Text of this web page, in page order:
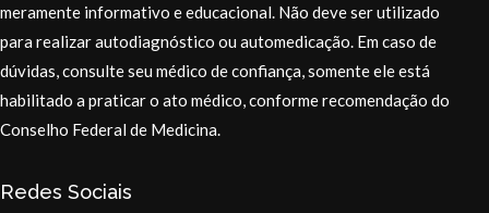
meramente informativo e educacional. Não deve ser utilizado
para realizar autodiagnóstico ou automedicação. Em caso de
dúvidas, consulte seu médico de confiança, somente ele está
habilitado a praticar o ato médico, conforme recomendação do
Conselho Federal de Medicina.
Redes Sociais